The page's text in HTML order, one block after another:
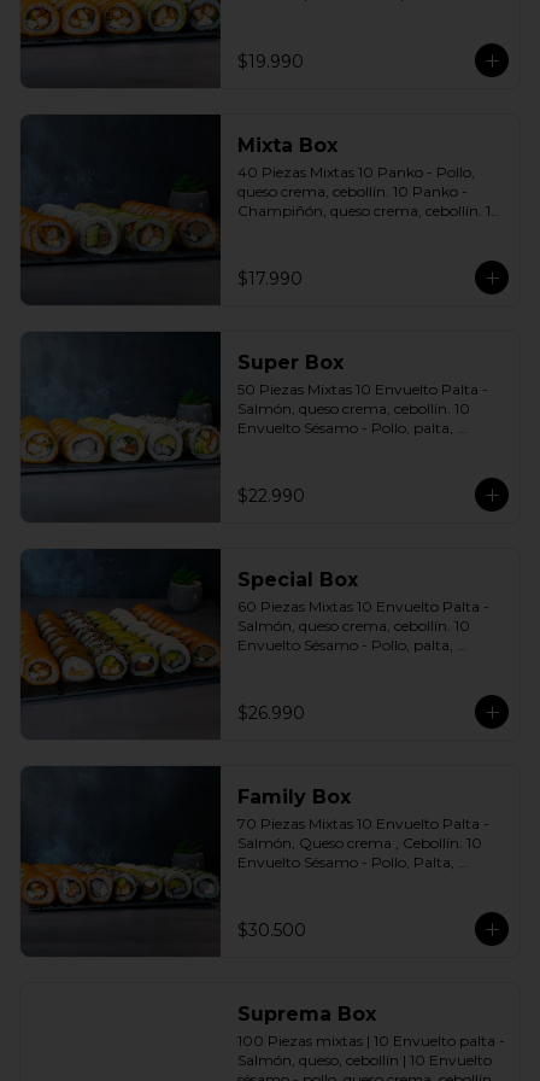
a elección soya o agridulce Bless + 3
palitos
$19.990
Mixta Box
40 Piezas Mixtas 10 Panko - Pollo,
queso crema, cebollín. 10 Panko -
Champiñón, queso crema, cebollín. 10
palta, cebollín. Incluye: 2 Salsa soya 2
Salsa agridulce Bless 3 palitos
$17.990
Super Box
50 Piezas Mixtas 10 Envuelto Palta -
Salmón, queso crema, cebollín. 10
Envuelto Sésamo - Pollo, palta,
Pollo, queso crema, cebollín. 10 Panko
- Camarón, queso crema, cebollín
$22.990
Special Box
60 Piezas Mixtas 10 Envuelto Palta -
Salmón, queso crema, cebollín. 10
Envuelto Sésamo - Pollo, palta,
Pollo, queso crema, cebollín. 10 Panko
- Champiñón, queso crema, cebollín.
$26.990
Family Box
70 Piezas Mixtas 10 Envuelto Palta -
Salmón, Queso crema , Cebollín. 10
Envuelto Sésamo - Pollo, Palta,
Ciboulette - Camarón, queso crema,
cebollín. 10 Panko - Pollo, Queso
7 Salsas a elección soya o agridulce
Bless + 6 palitos
$30.500
Suprema Box
100 Piezas mixtas | 10 Envuelto palta -
Salmón, queso, cebollín | 10 Envuelto